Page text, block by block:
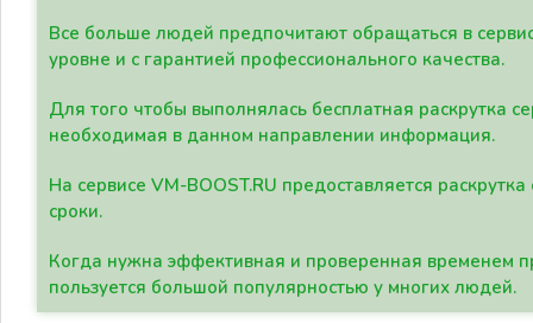
Все больше людей предпочитают обращаться в
уровне и с гарантией профессионального качества.
Для того чтобы выполнялась бесплатная раскрутка
необходимая в данном направлении информация.
На сервисе VM-BOOST.RU предоставляется
сроки.
Когда нужна эффективная и проверенная временем
пользуется большой популярностью у многих людей.